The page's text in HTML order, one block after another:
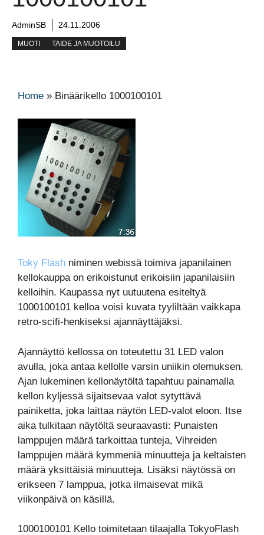
AdminSB 24.11.2006
MUOTI TAIDE JA MUOTOILU
Home » Binäärikello 1000100101
Toky Flash niminen webissä toimiva japanilainen
kellokauppa on erikoistunut erikoisiin japanilaisiin
kelloihin. Kaupassa nyt uutuutena esiteltyä
1000100101 kelloa voisi kuvata tyyliltään vaikkapa
retro-scifi-henkiseksi ajannäyttäjäksi.
Ajannäyttö kellossa on toteutettu 31 LED valon
avulla, joka antaa kellolle varsin uniikin olemuksen.
Ajan lukeminen kellonäytöltä tapahtuu painamalla
kellon kyljessä sijaitsevaa valot sytyttävä
painiketta, joka laittaa näytön LED-valot eloon. Itse
aika tulkitaan näytöltä seuraavasti: Punaisten
lamppujen määrä tarkoittaa tunteja, Vihreiden
lamppujen määrä kymmeniä minuutteja ja keltaisten
määrä yksittäisiä minuutteja. Lisäksi näytössä on
erikseen 7 lamppua, jotka ilmaisevat mikä
viikonpäivä on käsillä.
1000100101 Kello toimitetaan tilaajalla TokyoFlash